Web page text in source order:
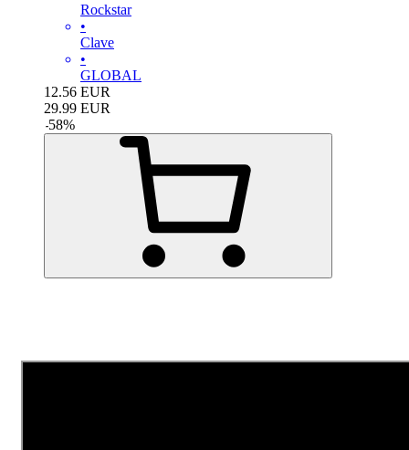
Rockstar
•
Clave
•
GLOBAL
12.56 EUR
29.99 EUR
-58%